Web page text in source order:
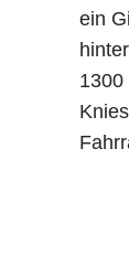
ein
1300